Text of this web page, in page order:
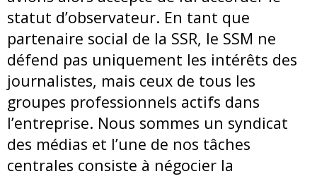
statut d’observateur. En tant que
partenaire social de la SSR, le SSM ne
défend pas uniquement les intérêts des
journalistes, mais ceux de tous les
groupes professionnels actifs dans
l’entreprise. Nous sommes un syndicat
des médias et l’une de nos tâches
centrales consiste à négocier la